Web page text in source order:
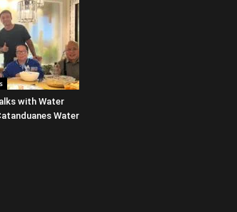
with Water
Water